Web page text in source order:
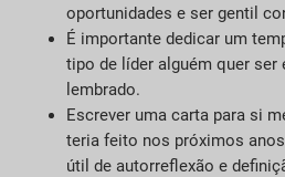
oportunidades e ser gentil
É importante dedicar um
tipo de líder alguém quer ser
lembrado.
Escrever uma carta para si
teria feito nos próximos
útil de autorreflexão e